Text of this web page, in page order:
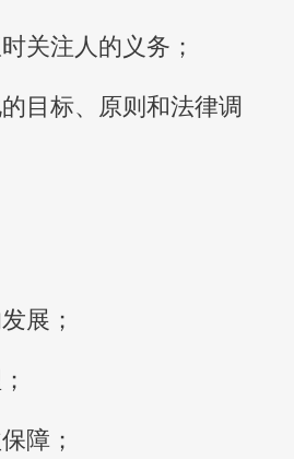
关注人的义务；
目标、原则和法律调
展；
障；